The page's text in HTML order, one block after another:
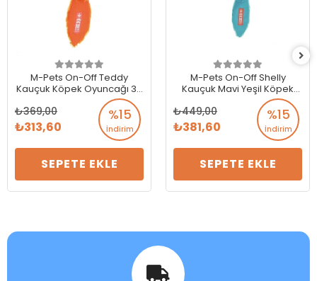
M-Pets On-Off Teddy
Kauçuk Köpek Oyuncağı 30
%15
İndirim
369,00
313,60
SEPETE EKLE
M-Pets On-Off Shelly
Kauçuk Mavi Yeşil Köpek
%15
İndirim
449,00
381,60
SEPETE EKLE